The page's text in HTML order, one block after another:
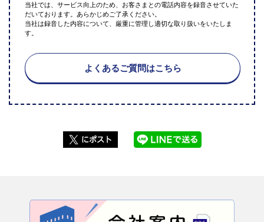
当社では、サービス向上のため、お客さまとの電話内容を録音させていた
だいております。あらかじめご了承ください。
当社は録音した内容について、厳重に管理し適切な取り扱いをいたしま
す。
よくあるご質問はこちら